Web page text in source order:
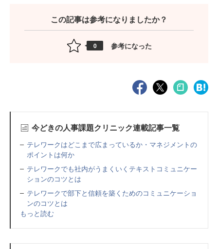
この記事は参考になりましたか？
0 参考になった
今どきの人事課題クリニック連載記事一覧
テレワークはどこまで広まっているか・マネジメントの
ポイントは何か
テレワークでも社内がうまくいくテキストコミュニケー
ションのコツとは
テレワークで部下と信頼を築くためのコミュニケーショ
ンのコツとは
もっと読む